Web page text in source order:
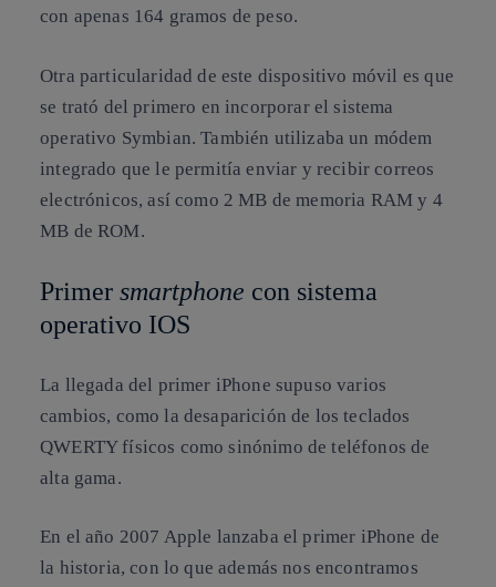
con apenas 164 gramos de peso.
Otra particularidad de este dispositivo móvil es que
se trató del primero en incorporar el sistema
operativo Symbian. También utilizaba un módem
integrado que le permitía enviar y recibir correos
electrónicos, así como 2 MB de memoria RAM y 4
MB de ROM.
Primer smartphone con sistema
operativo IOS
La llegada del primer iPhone supuso varios
cambios, como la desaparición de los teclados
QWERTY físicos como sinónimo de teléfonos de
alta gama.
En el año 2007 Apple lanzaba el primer iPhone de
la historia, con lo que además nos encontramos